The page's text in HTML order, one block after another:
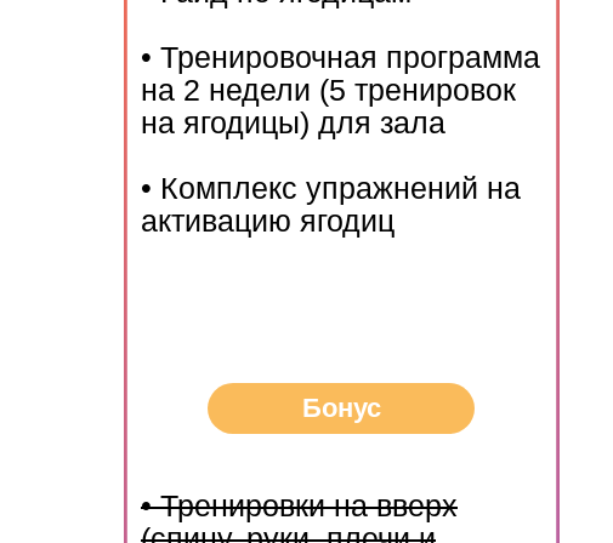
• Тренировочная программа
на 2 недели (5 тренировок
на ягодицы) для зала
• Комплекс упражнений на
активацию ягодиц
• Тренировки на вверх
Бонус